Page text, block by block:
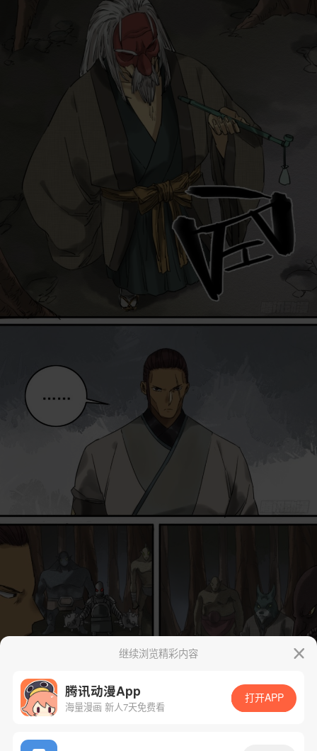
App免费看
继续浏览精彩内容
腾讯动漫App
海量漫画 新人7天免费看
打开APP